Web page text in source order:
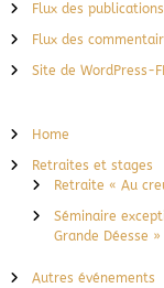
Flux des publications
Flux des
Site de WordPress-
Home
Retraites et stages
Retraite « Au
Séminaire
Grande Déesse »
Autres événements